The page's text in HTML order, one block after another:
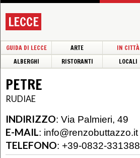
LECCE
GUIDA DI LECCE ARTE IN CITTÀ
ALBERGHI
RISTORANTI LOCALI
PETRE
RUDIAE
INDIRIZZO: Via Palmieri, 49
E-MAIL: info@renzobuttazzo.it
TELEFONO: +39-0832-331388